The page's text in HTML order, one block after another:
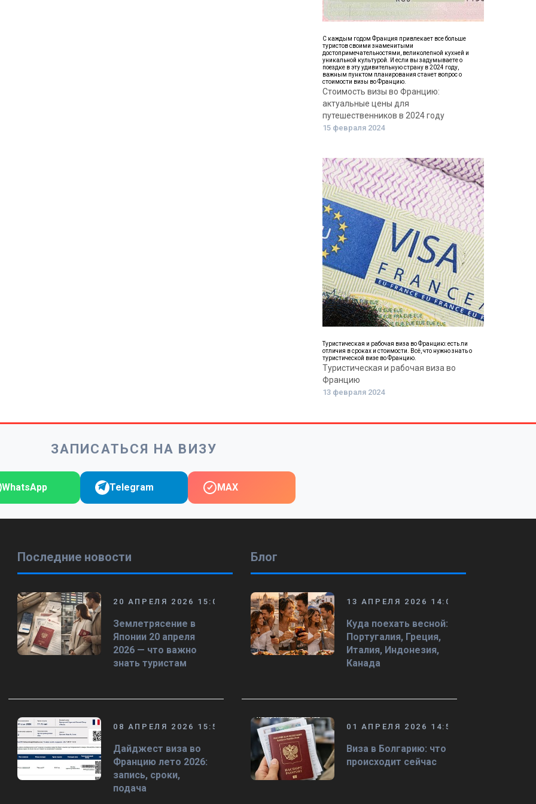
С каждым годом Франция привлекает все больше
туристов своими знаменитыми
достопримечательностями, великолепной кухней и
уникальной культурой. И если вы задумываете о
поездке в эту удивительную страну в 2024 году,
важным пунктом планирования станет вопрос о
стоимости визы во Францию.
Стоимость визы во Францию:
актуальные цены для
путешественников в 2024 году
15 февраля 2024
Туристическая и рабочая виза во Францию: есть ли
отличия в сроках и стоимости. Всё, что нужно знать о
туристической визе во Францию.
Туристическая и рабочая виза во
Францию
13 февраля 2024
ЗАПИСАТЬСЯ НА ВИЗУ
WhatsApp Telegram MAX
Последние новости
20 АПРЕЛЯ 2026 15:00
Землетрясение в
Японии 20 апреля
2026 — что важно
знать туристам
08 АПРЕЛЯ 2026 15:58
Дайджест виза во
Францию лето 2026:
запись, сроки,
подача
Блог
13 АПРЕЛЯ 2026 14:08
Куда поехать весной:
Португалия, Греция,
Италия, Индонезия,
Канада
01 АПРЕЛЯ 2026 14:50
Виза в Болгарию: что
происходит сейчас